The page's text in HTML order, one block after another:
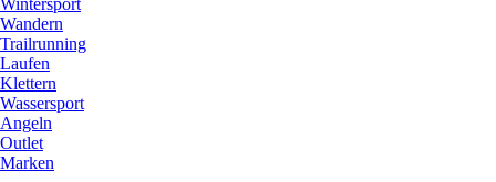
Wintersport
Wandern
Trailrunning
Laufen
Klettern
Wassersport
Angeln
Outlet
Marken